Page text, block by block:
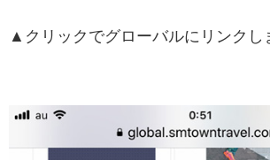
▲クリックでグローバルにリンクし